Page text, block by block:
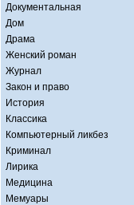
Документальная
Дом
Драма
Женский роман
Журнал
Закон и право
История
Классика
Компьютерный ликбез
Криминал
Лирика
Медицина
Мемуары